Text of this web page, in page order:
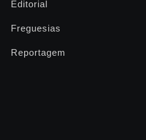
Editorial
Freguesias
Reportagem